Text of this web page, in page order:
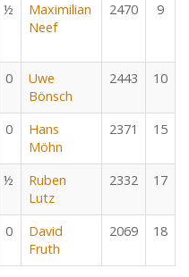
½
Maximilian
Neef
2470 9
0
Uwe
Bönsch
2443 10
0
Hans
Möhn
2371 15
½
Ruben
Lutz
2332 17
0
David
Fruth
2069 18